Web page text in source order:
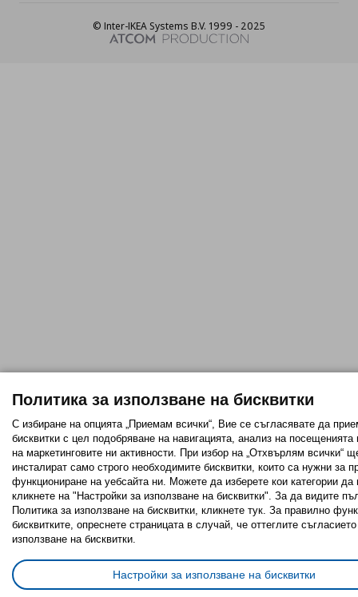
© Inter-IKEA Systems B.V. 1999 - 2025
Политика за използване на бисквитки
С избиране на опцията „Приемам всички“, Вие се съгласявате да
бисквитки с цел подобряване на навигацията, анализ на посещенията
на маркетинговите ни активности. При избор на „Отхвърлям всички“
инсталират само строго необходимитe бисквитки, които са нужни за
функциониране на уебсайта ни. Можете да изберете кои категории да
кликнете на "Настройки за използване на бисквитки". За да видите
Политика за използване на бисквитки, кликнете тук. За правилно
бисквитките, опреснете страницата в случай, че оттеглите
използване на бисквитки.
Настройки за използване на бисквитки